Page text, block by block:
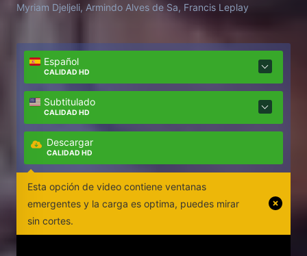
Myriam Djeljeli, Armindo Alves de Sa, Francis Leplay
Español
CALIDAD HD
Subtitulado
CALIDAD HD
Descargar
CALIDAD HD
Esta opción de video contiene ventanas
emergentes y la carga es optima, puedes mirar
sin cortes.